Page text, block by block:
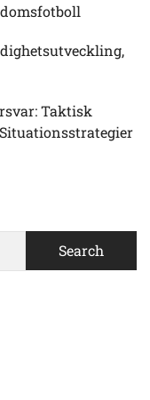
Taktisk